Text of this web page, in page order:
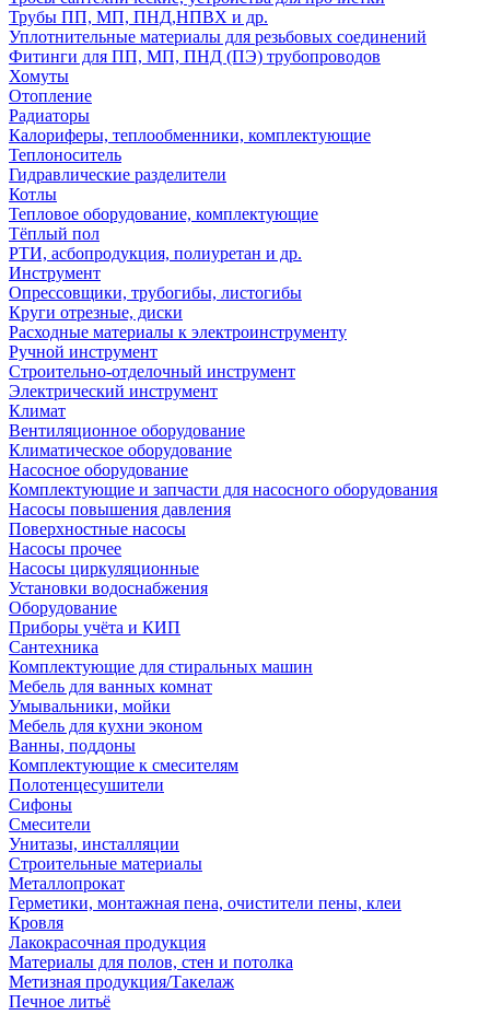
Трубы ПП, МП, ПНД,НПВХ и др.
Уплотнительные материалы для резьбовых соединений
Фитинги для ПП, МП, ПНД (ПЭ) трубопроводов
Хомуты
Отопление
Радиаторы
Калориферы, теплообменники, комплектующие
Теплоноситель
Гидравлические разделители
Котлы
Тепловое оборудование, комплектующие
Тёплый пол
РТИ, асбопродукция, полиуретан и др.
Инструмент
Опрессовщики, трубогибы, листогибы
Круги отрезные, диски
Расходные материалы к электроинструменту
Ручной инструмент
Строительно-отделочный инструмент
Электрический инструмент
Климат
Вентиляционное оборудование
Климатическое оборудование
Насосное оборудование
Комплектующие и запчасти для насосного оборудования
Насосы повышения давления
Поверхностные насосы
Насосы прочее
Насосы циркуляционные
Установки водоснабжения
Оборудование
Приборы учёта и КИП
Сантехника
Комплектующие для стиральных машин
Мебель для ванных комнат
Умывальники, мойки
Мебель для кухни эконом
Ванны, поддоны
Комплектующие к смесителям
Полотенцесушители
Сифоны
Смесители
Унитазы, инсталляции
Строительные материалы
Металлопрокат
Герметики, монтажная пена, очистители пены, клеи
Кровля
Лакокрасочная продукция
Материалы для полов, стен и потолка
Метизная продукция/Такелаж
Печное литьё